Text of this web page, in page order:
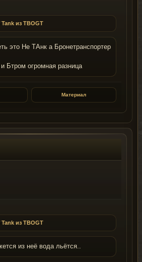
Tank из TBOGT
это Не ТАнк а Бронетранспортер
Бтром огромная разница
Материал
Tank из TBOGT
из неё вода льётся..